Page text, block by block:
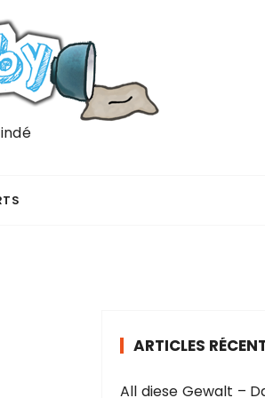
ARTICLES
All diese Gewalt –